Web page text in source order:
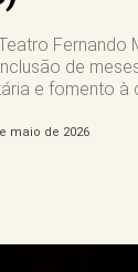
Fernando
de
e fomento à
maio de 2026